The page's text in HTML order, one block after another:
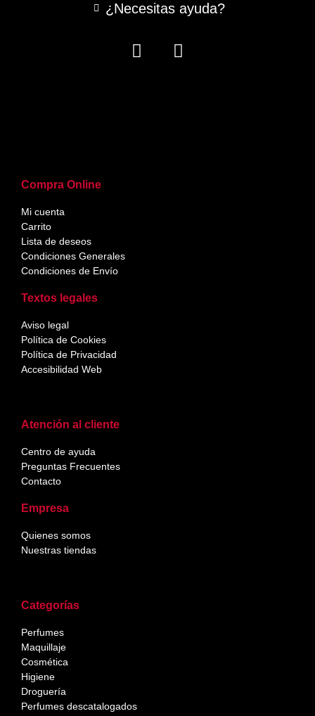
Categorías
Perfumes
Maquillaje
Cosmética
Higiene
Droguería
Perfumes descatalogados
Atención al cliente
Centro de ayuda
Preguntas Frecuentes
Contacto
Empresa
Quienes somos
Nuestras tiendas
Compra Online
Mi cuenta
Carrito
Lista de deseos
Condiciones Generales
Condiciones de Envío
Textos legales
Aviso legal
Política de Cookies
Política de Privacidad
Accesibilidad Web
¿Necesitas ayuda?